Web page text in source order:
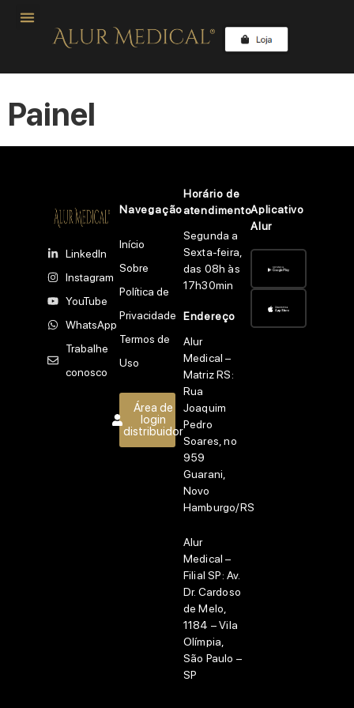
Painel
Navegação
Início
Sobre
Política de
Privacidade
Termos de
Uso
Área de
login
distribuidor
LinkedIn
Instagram
YouTube
WhatsApp
Trabalhe
conosco
Endereço
Alur
Medical –
Matriz RS:
Rua
Joaquim
Pedro
Soares, no
959
Guarani,
Novo
Hamburgo/RS
Alur
Medical –
Filial SP: Av.
Dr. Cardoso
de Melo,
1184 – Vila
Olímpia,
São Paulo –
SP
Horário de
atendimento
Segunda a
Sexta-feira,
das 08h às
17h30min
Aplicativo
Alur